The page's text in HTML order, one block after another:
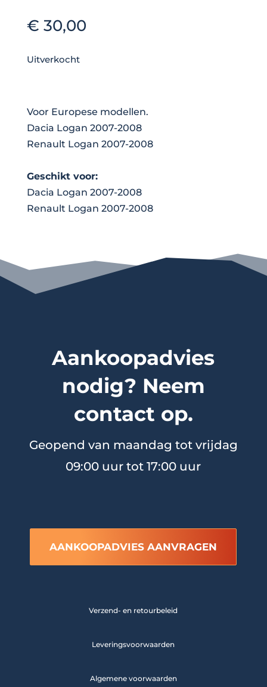
€ 30,00
Uitverkocht
Voor Europese modellen.
Dacia Logan 2007-2008
Renault Logan 2007-2008
Geschikt voor:
Dacia Logan 2007-2008
Renault Logan 2007-2008
Aankoopadvies
nodig? Neem
contact op.
Geopend van maandag tot vrijdag
09:00 uur tot 17:00 uur
AANKOOPADVIES AANVRAGEN
Verzend- en retourbeleid
Leveringsvoorwaarden
Algemene voorwaarden